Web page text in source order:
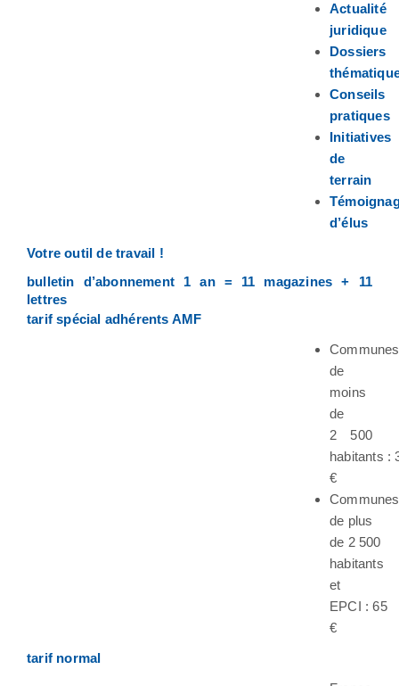
Actualité
juridique
Dossiers
Conseils
pratiques
Initiatives
de
terrain
d’élus
Votre outil de travail !
bulletin d’abonnement 1 an = 11 magazines + 11
lettres
tarif spécial adhérents AMF
Communes
de
moins
de
2 500
habitants :
€
Communes
de plus
de 2 500
habitants
et
EPCI : 65
€
tarif normal